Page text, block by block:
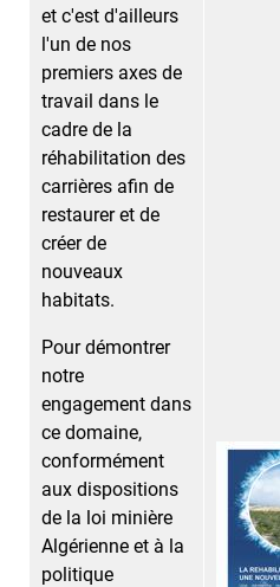
et c'est d'ailleurs
l'un de nos
premiers axes de
travail dans le
cadre de la
réhabilitation des
carrières afin de
restaurer et de
créer de
nouveaux
habitats.
Pour démontrer
notre
engagement dans
ce domaine,
conformément
aux dispositions
de la loi minière
Algérienne et à la
politique